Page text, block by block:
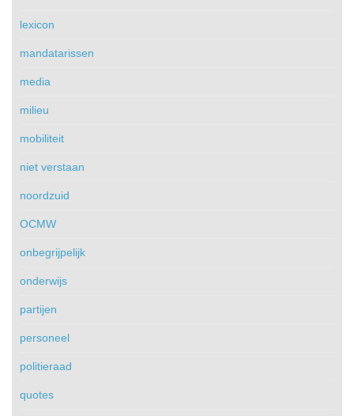
lexicon
mandatarissen
media
milieu
mobiliteit
niet verstaan
noordzuid
OCMW
onbegrijpelijk
onderwijs
partijen
personeel
politieraad
quotes